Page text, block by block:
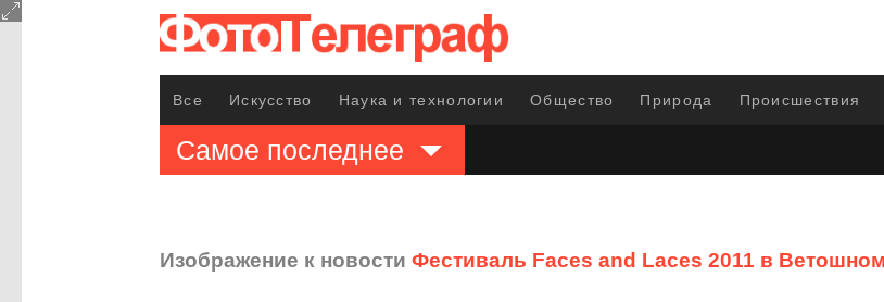
Все Искусство Наука и технологии Общество Природа Происшествия
Самое последнее
Изображение к новости Фестиваль Faces and Laces 2011 в